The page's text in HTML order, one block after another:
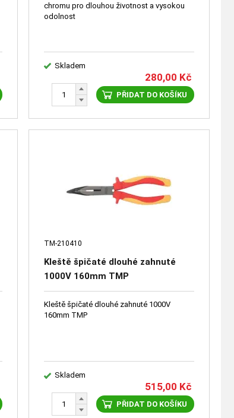
chromu pro dlouhou životnost a vysokou
odolnost
Skladem
280,00 Kč
PŘIDAT DO KOŠÍKU
TM-210410
Kleště špičaté dlouhé zahnuté
1000V 160mm TMP
Kleště špičaté dlouhé zahnuté 1000V
160mm TMP
Skladem
515,00 Kč
PŘIDAT DO KOŠÍKU